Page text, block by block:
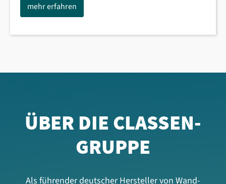
mehr erfahren
ÜBER DIE CLASSEN-
GRUPPE
Als führender deutscher Hersteller von Wand-